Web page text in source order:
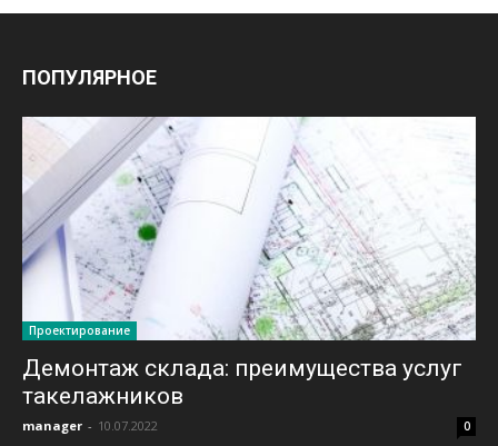
ПОПУЛЯРНОЕ
Проектирование
Демонтаж склада: преимущества услуг
такелажников
manager - 10.07.2022 0